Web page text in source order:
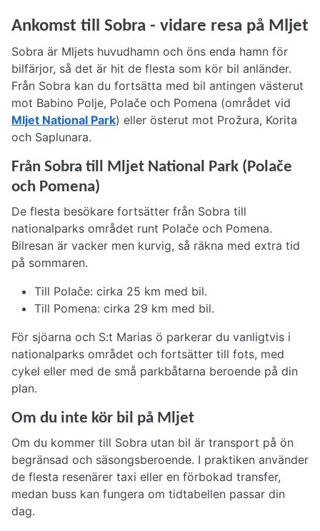
Ankomst till Sobra - vidare resa på Mljet
Sobra är Mljets huvudhamn och öns enda hamn för
bilfärjor, så det är hit de flesta som kör bil anländer.
Från Sobra kan du fortsätta med bil antingen västerut
mot Babino Polje, Polače och Pomena (området vid
Mljet National Park) eller österut mot Prožura, Korita
och Saplunara.
Från Sobra till Mljet National Park (Polače
och Pomena)
De flesta besökare fortsätter från Sobra till
nationalparks området runt Polače och Pomena.
Bilresan är vacker men kurvig, så räkna med extra tid
på sommaren.
Till Polače: cirka 25 km med bil.
Till Pomena: cirka 29 km med bil.
För sjöarna och S:t Marias ö parkerar du vanligtvis i
nationalparks området och fortsätter till fots, med
cykel eller med de små parkbåtarna beroende på din
plan.
Om du inte kör bil på Mljet
Om du kommer till Sobra utan bil är transport på ön
begränsad och säsongsberoende. I praktiken använder
de flesta resenärer taxi eller en förbokad transfer,
medan buss kan fungera om tidtabellen passar din
dag.